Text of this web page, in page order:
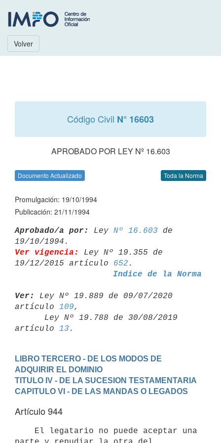
Volver
Código Civil N° 16603
APROBADO POR LEY Nº 16.603
Documento Actualizado Toda la Norma
Promulgación: 19/10/1994
Publicación: 21/11/1994
Aprobado/a por: Ley Nº 16.603 de
Ver vigencia:
Ley Nº 19.355 de
19/12/2015 artículo 652
Indice de la Norma
Ver:
Ley Nº 19.889 de 09/07/2020
artículo 109,
artículo 13
LIBRO TERCERO - DE LOS MODOS DE
ADQUIRIR EL DOMINIO
TITULO IV - DE LA SUCESION TESTAMENTARIA
CAPITULO VI - DE LAS MANDAS O LEGADOS
Artículo 944